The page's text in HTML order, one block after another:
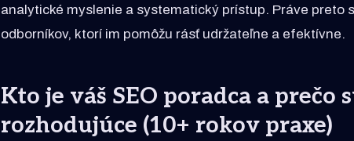
analytické myslenie a systematický prístup. Práve preto
odborníkov, ktorí im pomôžu rásť udržateľne a efektívne.
Kto je váš SEO poradca a prečo
rozhodujúce (10+ rokov praxe)